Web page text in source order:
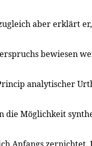
aber erklärt
bewiesen
analytischer
die Möglichkeit